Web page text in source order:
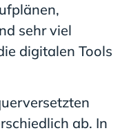
sehr viel
digitalen Tools
ab. In